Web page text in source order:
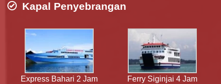
Kapal Penyebrangan
Express Bahari 2 Jam Ferry Siginjai 4 Jam